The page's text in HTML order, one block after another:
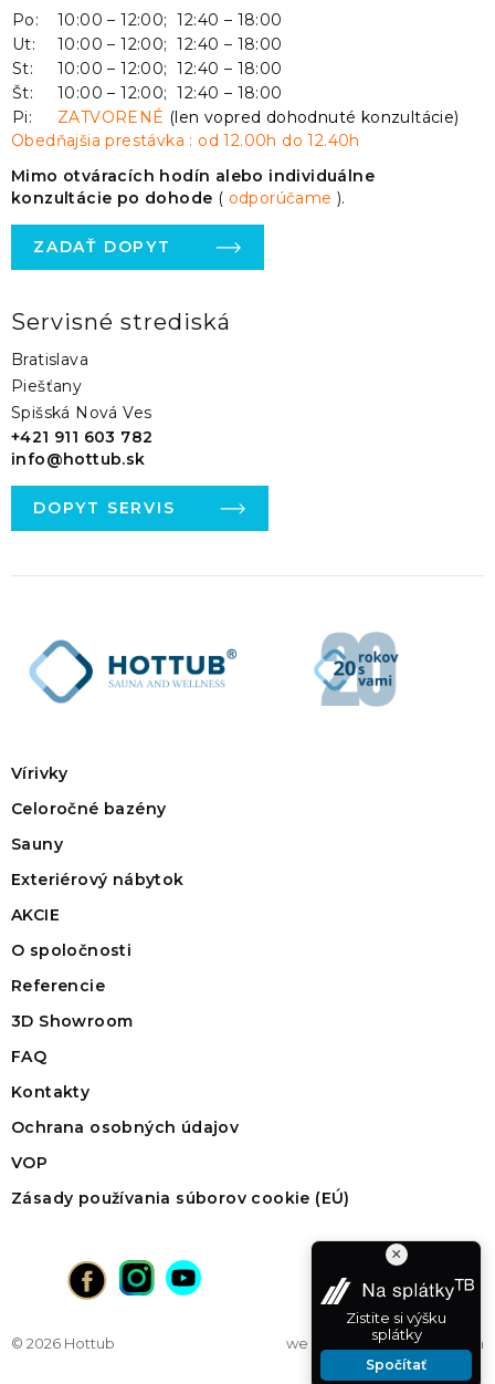
Po:
10:00 – 12:00; 12:40 – 18:00
Ut:
10:00 – 12:00; 12:40 – 18:00
St:
10:00 – 12:00; 12:40 – 18:00
Št:
10:00 – 12:00; 12:40 – 18:00
Pi:
ZATVORENÉ (len vopred dohodnuté konzultácie)
Obedňajšia prestávka : od 12.00h do 12.40h
Mimo otváracích hodín alebo individuálne
konzultácie po dohode ( odporúčame).
ZADAŤ DOPYT
Servisné strediská
Bratislava
Piešťany
Spišská Nová Ves
+421 911 603 782
info@hottub.sk
DOPYT SERVIS
Vírivky
Celoročné bazény
Sauny
Exteriérový nábytok
AKCIE
O spoločnosti
Referencie
3D Showroom
FAQ
Kontakty
Ochrana osobných údajov
VOP
Zásady používania súborov cookie (EÚ)
© 2026 Hottub web na mieruod vibration
×
Zistite si výšku
splátky
Spočítať